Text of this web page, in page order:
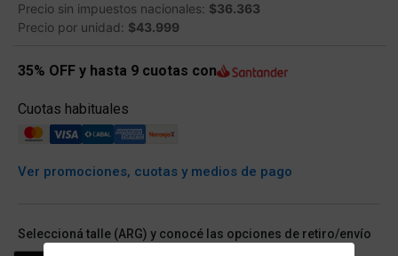
Precio sin impuestos nacionales: $36.363
Precio por unidad: $43.999
35% OFF y hasta 9 cuotas con
Cuotas habituales
Ver promociones, cuotas y medios de pago
Seleccioná talle (ARG) y conocé las opciones de retiro/envío